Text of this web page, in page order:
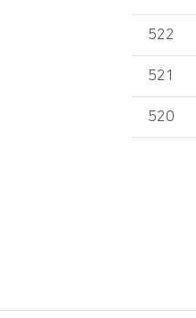
522
521
520